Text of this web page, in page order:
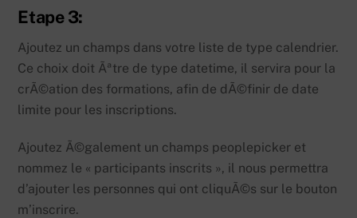
Etape 3:
Ajoutez un champs dans votre liste de type calendrier.
Ce choix doit Ãªtre de type datetime, il servira pour la
crÃ©ation des formations, afin de dÃ©finir de date
limite pour les inscriptions.
Ajoutez Ã©galement un champs peoplepicker et
nommez le « participants inscrits », il nous permettra
d’ajouter les personnes qui ont cliquÃ©s sur le bouton
m’inscrire.